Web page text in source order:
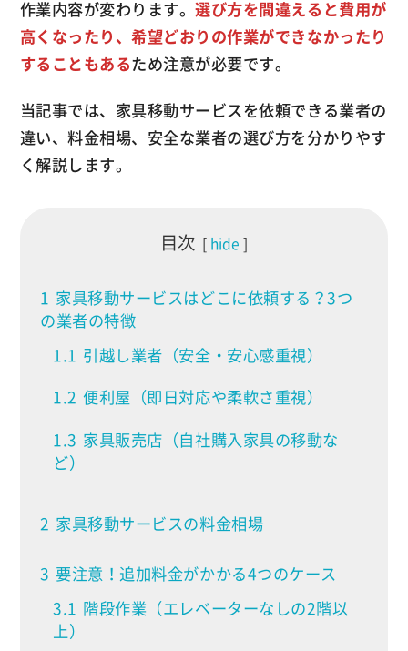
作業内容が変わります。選び方を間違えると費用が
高くなったり、希望どおりの作業ができなかったり
することもあるため注意が必要です。
当記事では、家具移動サービスを依頼できる業者の
違い、料金相場、安全な業者の選び方を分かりやす
く解説します。
目次 hide
1 家具移動サービスはどこに依頼する？3つ
の業者の特徴
1.1 引越し業者（安全・安心感重視）
1.2 便利屋（即日対応や柔軟さ重視）
1.3 家具販売店（自社購入家具の移動な
ど）
2 家具移動サービスの料金相場
3 要注意！追加料金がかかる4つのケース
3.1 階段作業（エレベーターなしの2階以
上）